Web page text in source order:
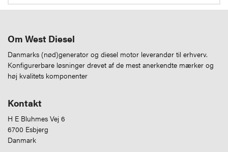
Om West Diesel
Danmarks (nød)generator og diesel motor leverandør til erhverv.
Konfigurerbare løsninger drevet af de mest anerkendte mærker og
høj kvalitets komponenter
Kontakt
H E Bluhmes Vej 6
6700 Esbjerg
Danmark